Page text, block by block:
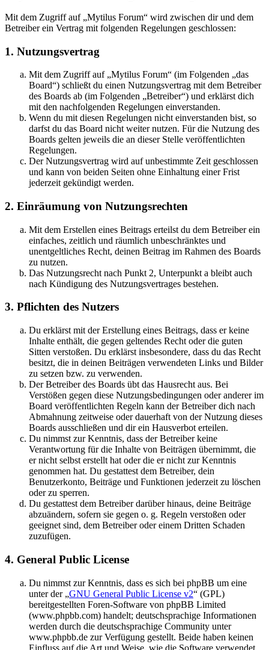
Mit dem Zugriff auf „Mytilus Forum“ wird zwischen dir und dem
Betreiber ein Vertrag mit folgenden Regelungen geschlossen:
1. Nutzungsvertrag
Mit dem Zugriff auf „Mytilus Forum“ (im Folgenden „das
Board“) schließt du einen Nutzungsvertrag mit dem Betreiber
des Boards ab (im Folgenden „Betreiber“) und erklärst dich
mit den nachfolgenden Regelungen einverstanden.
Wenn du mit diesen Regelungen nicht einverstanden bist, so
darfst du das Board nicht weiter nutzen. Für die Nutzung des
Boards gelten jeweils die an dieser Stelle veröffentlichten
Regelungen.
Der Nutzungsvertrag wird auf unbestimmte Zeit geschlossen
und kann von beiden Seiten ohne Einhaltung einer Frist
jederzeit gekündigt werden.
2. Einräumung von Nutzungsrechten
Mit dem Erstellen eines Beitrags erteilst du dem Betreiber ein
einfaches, zeitlich und räumlich unbeschränktes und
unentgeltliches Recht, deinen Beitrag im Rahmen des Boards
zu nutzen.
Das Nutzungsrecht nach Punkt 2, Unterpunkt a bleibt auch
nach Kündigung des Nutzungsvertrages bestehen.
3. Pflichten des Nutzers
Du erklärst mit der Erstellung eines Beitrags, dass er keine
Inhalte enthält, die gegen geltendes Recht oder die guten
Sitten verstoßen. Du erklärst insbesondere, dass du das Recht
besitzt, die in deinen Beiträgen verwendeten Links und Bilder
zu setzen bzw. zu verwenden.
Der Betreiber des Boards übt das Hausrecht aus. Bei
Verstößen gegen diese Nutzungsbedingungen oder anderer im
Board veröffentlichten Regeln kann der Betreiber dich nach
Abmahnung zeitweise oder dauerhaft von der Nutzung dieses
Boards ausschließen und dir ein Hausverbot erteilen.
Du nimmst zur Kenntnis, dass der Betreiber keine
Verantwortung für die Inhalte von Beiträgen übernimmt, die
er nicht selbst erstellt hat oder die er nicht zur Kenntnis
genommen hat. Du gestattest dem Betreiber, dein
Benutzerkonto, Beiträge und Funktionen jederzeit zu löschen
oder zu sperren.
Du gestattest dem Betreiber darüber hinaus, deine Beiträge
abzuändern, sofern sie gegen o. g. Regeln verstoßen oder
geeignet sind, dem Betreiber oder einem Dritten Schaden
zuzufügen.
4. General Public License
Du nimmst zur Kenntnis, dass es sich bei phpBB um eine
unter der „GNU General Public License v2“ (GPL)
bereitgestellten Foren-Software von phpBB Limited
(www.phpbb.com) handelt; deutschsprachige Informationen
werden durch die deutschsprachige Community unter
www.phpbb.de zur Verfügung gestellt. Beide haben keinen
Einfluss auf die Art und Weise, wie die Software verwendet